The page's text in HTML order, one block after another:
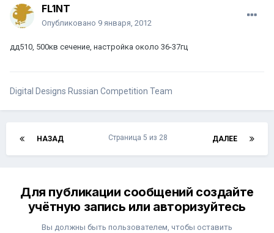
FL1NT
Опубликовано 9 января, 2012
дд510, 500кв сечение, настройка около 36-37гц
Digital Designs Russian Competition Team
НАЗАД ДАЛЕЕ
Страница 5 из 28
Для публикации сообщений создайте
учётную запись или авторизуйтесь
Вы должны быть пользователем, чтобы оставить